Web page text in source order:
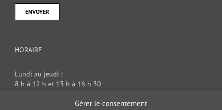
Gérer le consentement
HORAIRE
Lundi au jeudi :
8 h à 12 h et 13 h à 16 h 30